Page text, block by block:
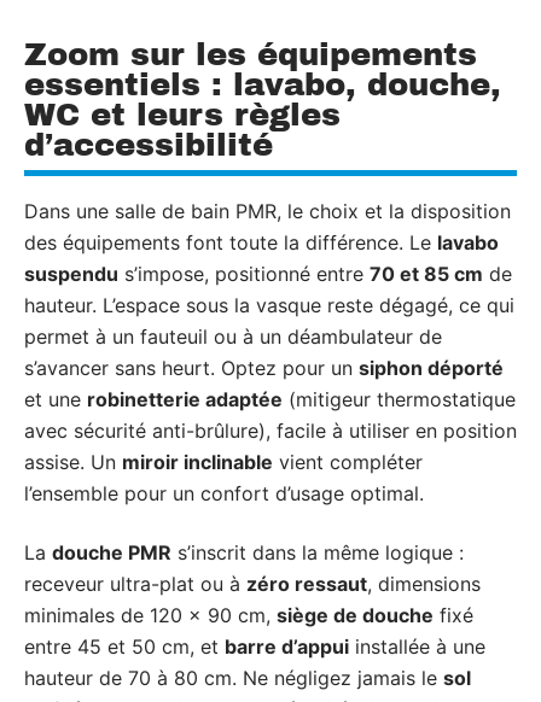
Zoom sur les équipements
essentiels : lavabo, douche,
WC et leurs règles
d’accessibilité
Dans une salle de bain PMR, le choix et la disposition
des équipements font toute la différence. Le lavabo
suspendu s’impose, positionné entre 70 et 85 cm de
hauteur. L’espace sous la vasque reste dégagé, ce qui
permet à un fauteuil ou à un déambulateur de
s’avancer sans heurt. Optez pour un siphon déporté
et une robinetterie adaptée (mitigeur thermostatique
avec sécurité anti-brûlure), facile à utiliser en position
assise. Un miroir inclinable vient compléter
l’ensemble pour un confort d’usage optimal.
La douche PMR s’inscrit dans la même logique :
receveur ultra-plat ou à zéro ressaut, dimensions
minimales de 120 x 90 cm, siège de douche fixé
entre 45 et 50 cm, et barre d’appui installée à une
hauteur de 70 à 80 cm. Ne négligez jamais le sol